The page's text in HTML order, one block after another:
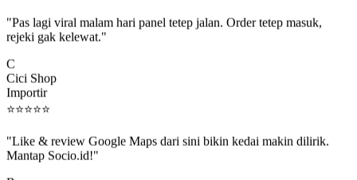
rejeki gak kelewat."
Cici Shop
Importir
⭐⭐⭐⭐⭐
Mantap Socio.id!"